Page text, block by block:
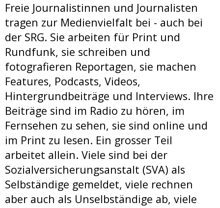
Freie Journalistinnen und Journalisten
tragen zur Medienvielfalt bei - auch bei
der SRG. Sie arbeiten für Print und
Rundfunk, sie schreiben und
fotografieren Reportagen, sie machen
Features, Podcasts, Videos,
Hintergrundbeiträge und Interviews. Ihre
Beiträge sind im Radio zu hören, im
Fernsehen zu sehen, sie sind online und
im Print zu lesen. Ein grosser Teil
arbeitet allein. Viele sind bei der
Sozialversicherungsanstalt (SVA) als
Selbständige gemeldet, viele rechnen
aber auch als Unselbständige ab, viele